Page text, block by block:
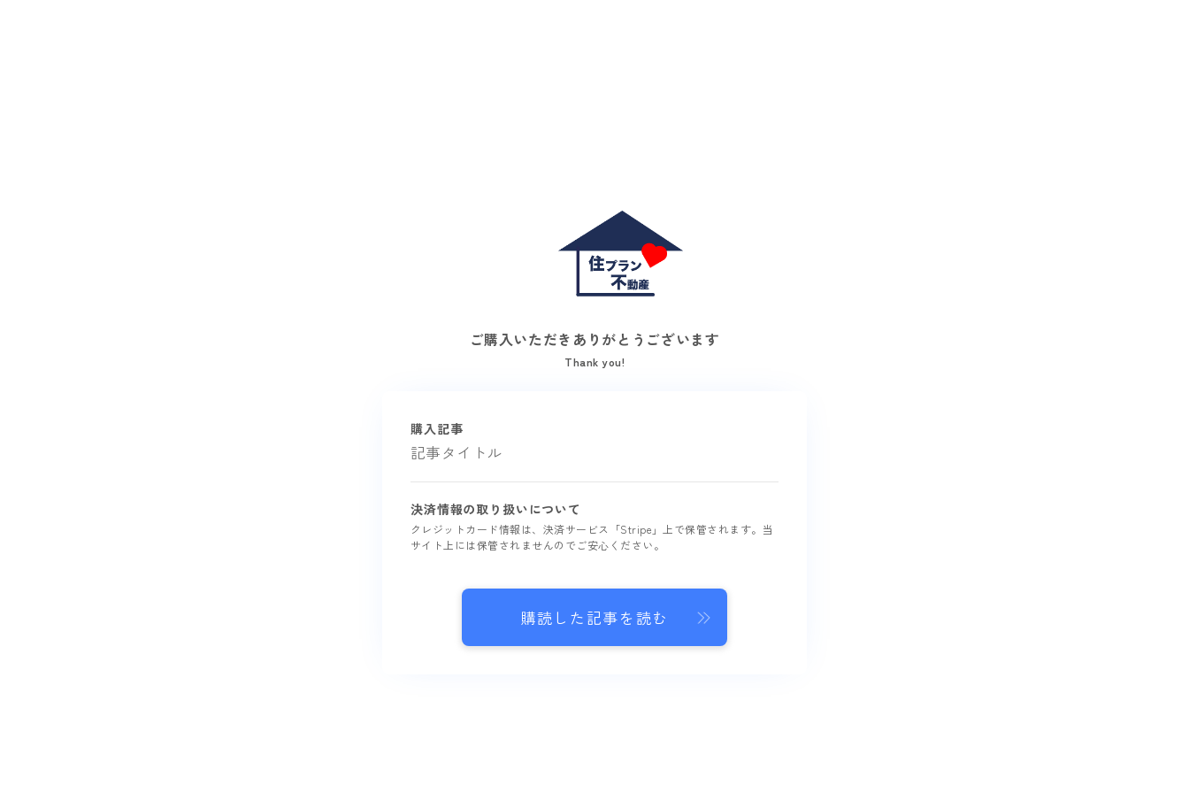
ご購入いただきありがとうございます
Thank you!
購入記事
記事タイトル
決済情報の取り扱いについて
クレジットカード情報は、決済サービス「Stripe」上で保管されます。当
サイト上には保管されませんのでご安心ください。
購読した記事を読む